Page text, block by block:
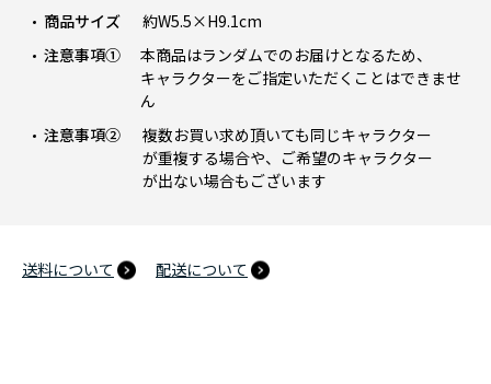
商品サイズ
約W5.5×H9.1cm
注意事項①
本商品はランダムでのお届けとなるため、
キャラクターをご指定いただくことはできませ
ん
注意事項②
複数お買い求め頂いても同じキャラクター
が重複する場合や、ご希望のキャラクター
が出ない場合もございます
送料について 配送について